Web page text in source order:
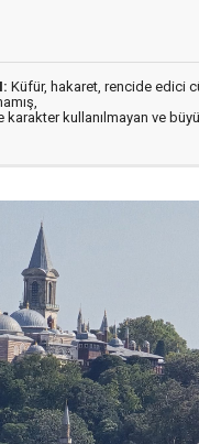
Küfür, hakaret, rencide edici
karakter kullanılmayan ve